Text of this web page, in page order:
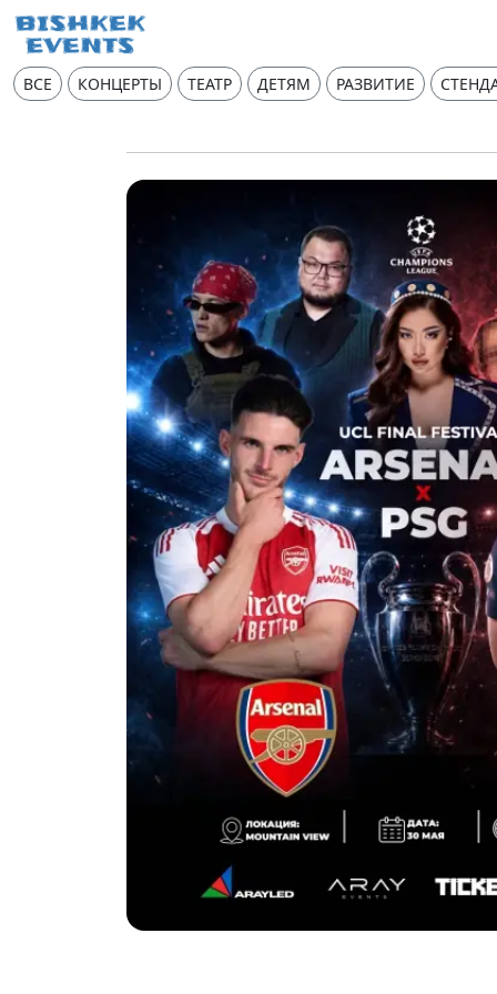
ВСЕ КОНЦЕРТЫ ТЕАТР ДЕТЯМ РАЗВИТИЕ